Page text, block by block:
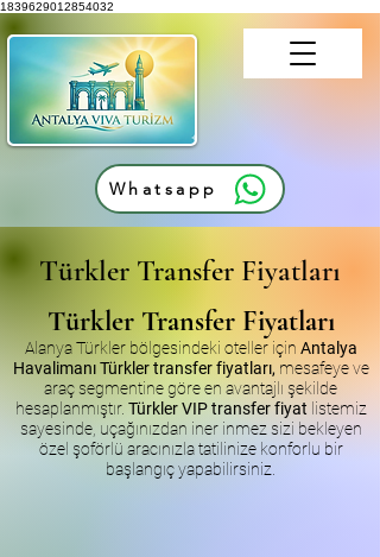
1839629012854032
Whatsapp
Türkler Transfer Fiyatları
Türkler Transfer Fiyatları
Alanya Türkler bölgesindeki oteller için Antalya
Havalimanı Türkler transfer fiyatları,mesafeye ve
araç segmentine göre en avantajlı şekilde
hesaplanmıştır. Türkler VIP transfer fiyat listemiz
sayesinde, uçağınızdan iner inmez sizi bekleyen
özel şoförlü aracınızla tatilinize konforlu bir
başlangıç yapabilirsiniz.